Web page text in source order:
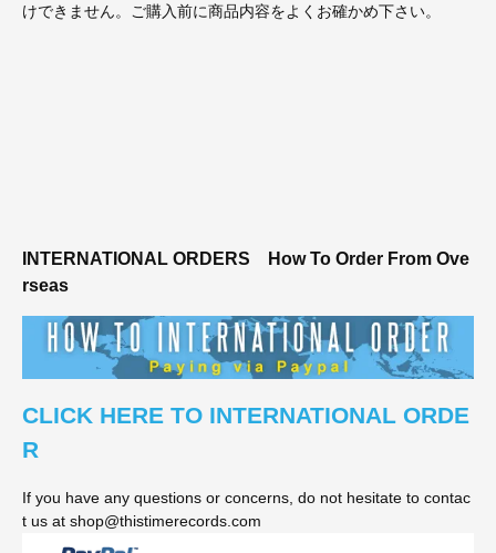
けできません。ご購入前に商品内容をよくお確かめ下さい。
INTERNATIONAL ORDERS How To Order From Ove
rseas
CLICK HERE TO INTERNATIONAL ORDE
R
If you have any questions or concerns, do not hesitate to contac
t us at shop@thistimerecords.com